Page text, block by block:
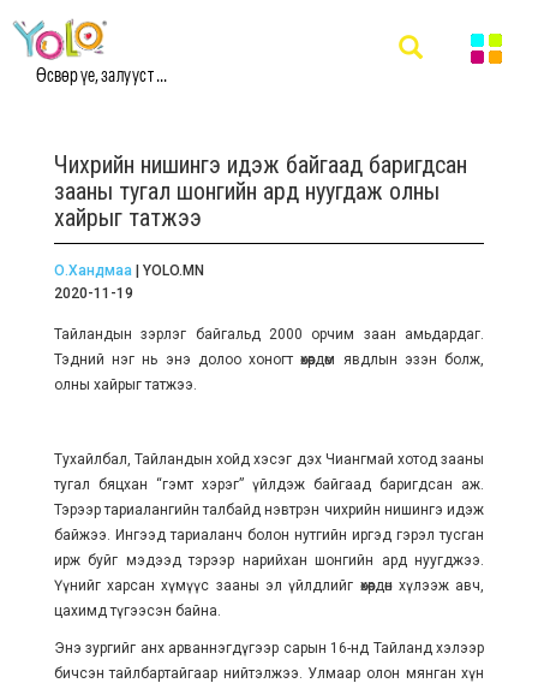
Өсвөр үе, залууст ...
Чихрийн нишингэ идэж байгаад баригдсан
зааны тугал шонгийн ард нуугдаж олны
хайрыг татжээ
О.Хандмаа| YOLO.MN
2020-11-19
Тайландын зэрлэг байгальд 2000 орчим заан амьдардаг.
Тэдний нэг нь энэ долоо хоногт өхөөрдөм явдлын эзэн болж,
олны хайрыг татжээ.
Тухайлбал, Тайландын хойд хэсэг дэх Чиангмай хотод зааны
тугал бяцхан “гэмт хэрэг” үйлдэж байгаад баригдсан аж.
Тэрээр тариалангийн талбайд нэвтрэн чихрийн нишингэ идэж
байжээ. Ингээд тариаланч болон нутгийн иргэд гэрэл тусган
ирж буйг мэдээд тэрээр нарийхан шонгийн ард нуугджээ.
Үүнийг харсан хүмүүс зааны эл үйлдлийг өхөөрдөн хүлээж авч,
цахимд түгээсэн байна.
Энэ зургийг анх арваннэгдүгээр сарын 16-нд Тайланд хэлээр
бичсэн тайлбартайгаар нийтэлжээ. Улмаар олон мянган хүн